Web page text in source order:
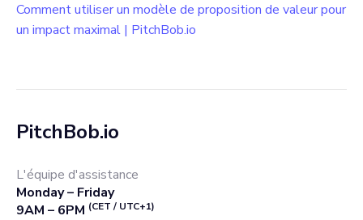
Comment utiliser un modèle de proposition de valeur pour
un impact maximal | PitchBob.io
PitchBob.io
L'équipe d'assistance
Monday – Friday
9AM – 6PM (CET / UTC+1)